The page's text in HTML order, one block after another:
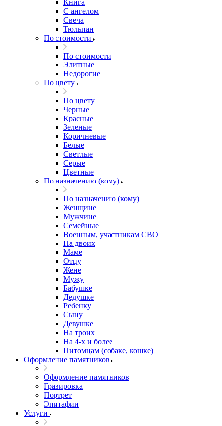
Книга
С ангелом
Свеча
Тюльпан
По стоимости
По стоимости
Элитные
Недорогие
По цвету
По цвету
Черные
Красные
Зеленые
Коричневые
Белые
Светлые
Серые
Цветные
По назначению (кому)
По назначению (кому)
Женщине
Мужчине
Семейные
Военным, участникам СВО
На двоих
Маме
Отцу
Жене
Мужу
Бабушке
Дедушке
Ребенку
Сыну
Девушке
На троих
На 4-х и более
Питомцам (собаке, кошке)
Оформление памятников
Оформление памятников
Гравировка
Портрет
Эпитафии
Услуги